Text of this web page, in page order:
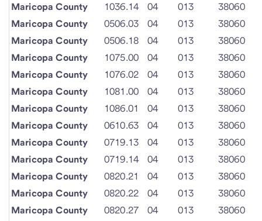
Maricopa County
1036.14 04 013
38060
Maricopa County
0506.03 04 013
38060
Maricopa County
0506.18 04 013
38060
Maricopa County
1075.00 04 013
38060
Maricopa County
1076.02 04 013
38060
Maricopa County
1081.00 04 013
38060
Maricopa County
1086.01 04 013
38060
Maricopa County
0610.63 04 013
38060
Maricopa County
0719.13 04 013
38060
Maricopa County
0719.14 04 013
38060
Maricopa County
0820.21 04 013
38060
Maricopa County
0820.22 04 013
38060
Maricopa County
0820.27 04 013
38060